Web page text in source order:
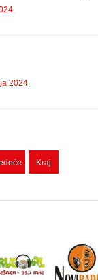
2024.
Kraj